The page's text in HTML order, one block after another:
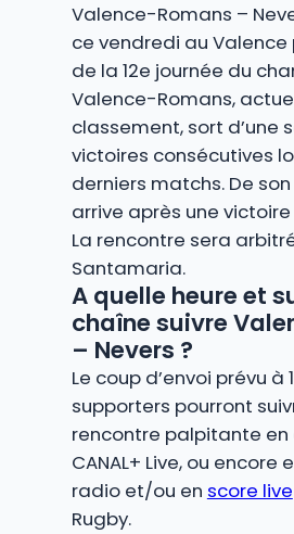
Valence-Romans –
ce vendredi au
de la 12e journée du
Valence-Romans,
classement, sort d’une
victoires consécutives
derniers matchs. De son
arrive après une
La rencontre sera
Santamaria.
A quelle heure et
chaîne suivre
– Nevers ?
Le coup d’envoi prévu à
supporters pourront
rencontre palpitante en
CANAL+ Live, ou encore
radio et/ou en score live
Rugby.